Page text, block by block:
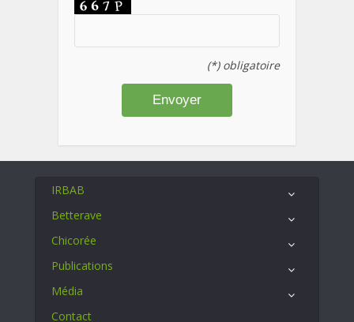
(*) obligatoire
IRBAB
Betterave
Chicorée
Publications
Média
Contact